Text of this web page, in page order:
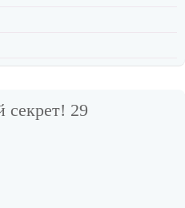
секрет! 29